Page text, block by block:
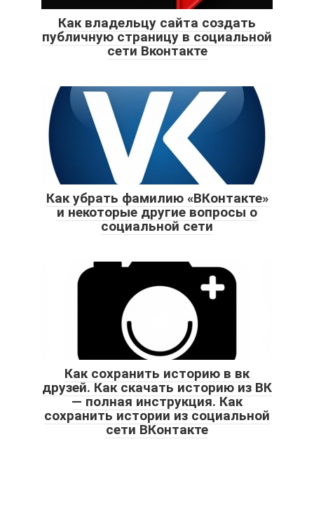
Как владельцу сайта создать
публичную страницу в социальной
сети Вконтакте
Как убрать фамилию «ВКонтакте»
и некоторые другие вопросы о
социальной сети
Как сохранить историю в вк
друзей. Как скачать историю из ВК
— полная инструкция. Как
сохранить истории из социальной
сети ВКонтакте